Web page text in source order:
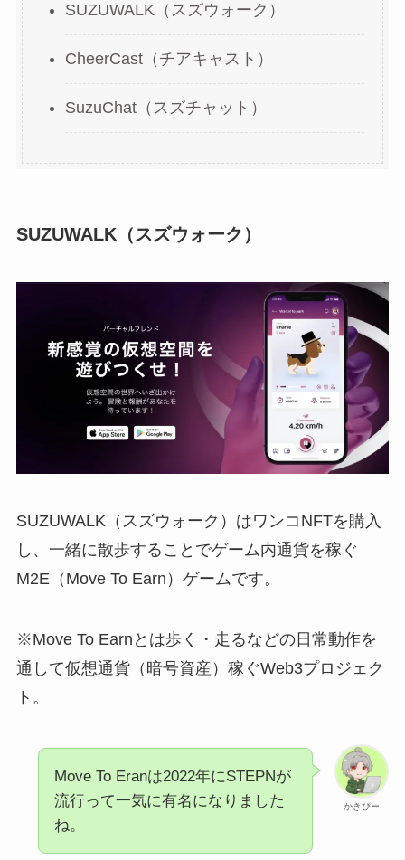
SUZUWALK（スズウォーク）
CheerCast（チアキャスト）
SuzuChat（スズチャット）
SUZUWALK（スズウォーク）
SUZUWALK（スズウォーク）はワンコNFTを購入
し、一緒に散歩することでゲーム内通貨を稼ぐ
M2E（Move To Earn）ゲームです。
※Move To Earnとは歩く・走るなどの日常動作を
通して仮想通貨（暗号資産）稼ぐWeb3プロジェク
ト。
かきぴー
Move To Eranは2022年にSTEPNが
流行って一気に有名になりました
ね。